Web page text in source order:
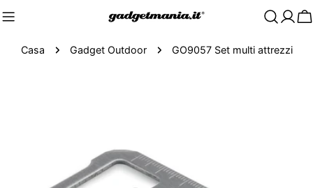
Casa Gadget Outdoor GO9057 Set multi attrezzi